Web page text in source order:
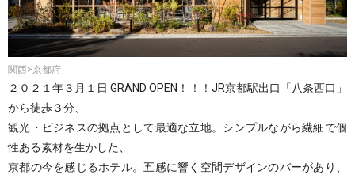
関西>京都府
２０２１年３月１日 GRAND OPEN！！！JR京都駅出口「八条西口」
から徒歩３分、
観光・ビジネスの拠点として最適な立地。シンプルながら繊細で個
性ある素材を生かした、
京都の今を感じるホテル。五感に響く空間デザインのバーがあり、